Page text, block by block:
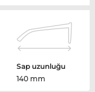
Sap uzunluğu
140 mm